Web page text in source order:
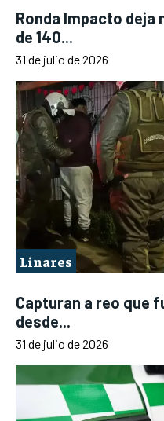
Ronda Impacto deja
de 140...
31 de julio de 2026
Linares
Capturan a reo que
desde...
31 de julio de 2026